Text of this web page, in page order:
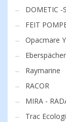
DOMETIC -
FEIT
Opacmare
Eberspächer
Raymarine
RACOR
MIRA -
Trac